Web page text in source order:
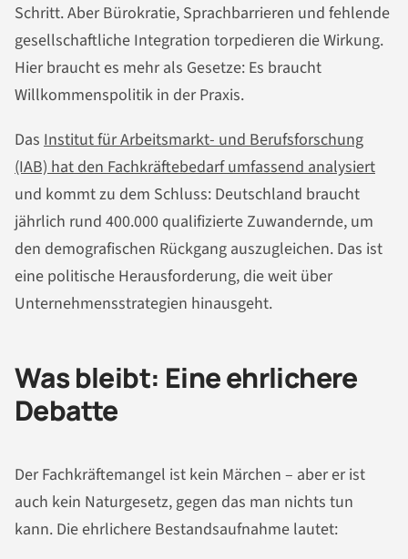
Schritt. Aber Bürokratie, Sprachbarrieren und fehlende
gesellschaftliche Integration torpedieren die Wirkung.
Hier braucht es mehr als Gesetze: Es braucht
Willkommenspolitik in der Praxis.
Das Institut für Arbeitsmarkt- und Berufsforschung
(IAB) hat den Fachkräftebedarf umfassend analysiert
und kommt zu dem Schluss: Deutschland braucht
jährlich rund 400.000 qualifizierte Zuwandernde, um
den demografischen Rückgang auszugleichen. Das ist
eine politische Herausforderung, die weit über
Unternehmensstrategien hinausgeht.
Was bleibt: Eine ehrlichere
Debatte
Der Fachkräftemangel ist kein Märchen – aber er ist
auch kein Naturgesetz, gegen das man nichts tun
kann. Die ehrlichere Bestandsaufnahme lautet: